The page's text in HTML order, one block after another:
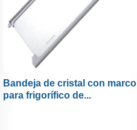
Bandeja de cristal con marco
para frigorífico de...